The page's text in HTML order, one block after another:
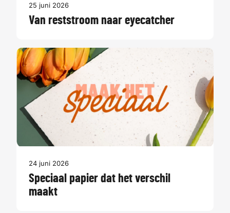
25 juni 2026
Van reststroom naar eyecatcher
24 juni 2026
Speciaal papier dat het verschil
maakt